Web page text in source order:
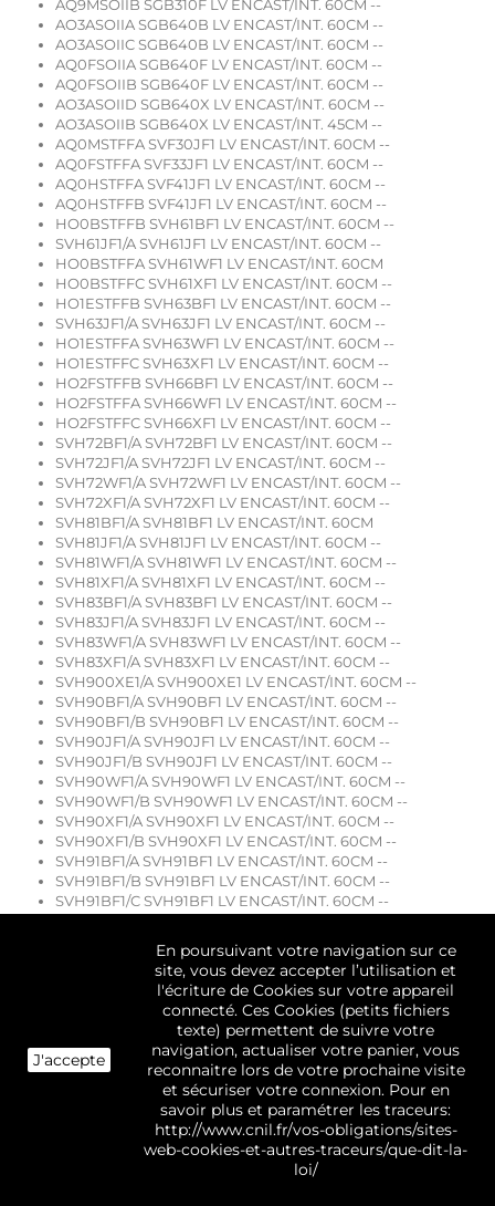
AQ9MSOIIB SGB310F LV ENCAST/INT. 60CM --
AO3ASOIIA SGB640B LV ENCAST/INT. 60CM --
AO3ASOIIC SGB640B LV ENCAST/INT. 60CM --
AQ0FSOIIA SGB640F LV ENCAST/INT. 60CM --
AQ0FSOIIB SGB640F LV ENCAST/INT. 60CM --
AO3ASOIID SGB640X LV ENCAST/INT. 60CM --
AO3ASOIIB SGB640X LV ENCAST/INT. 45CM --
AQ0MSTFFA SVF30JF1 LV ENCAST/INT. 60CM --
AQ0FSTFFA SVF33JF1 LV ENCAST/INT. 60CM --
AQ0HSTFFA SVF41JF1 LV ENCAST/INT. 60CM --
AQ0HSTFFB SVF41JF1 LV ENCAST/INT. 60CM --
HO0BSTFFB SVH61BF1 LV ENCAST/INT. 60CM --
SVH61JF1/A SVH61JF1 LV ENCAST/INT. 60CM --
HO0BSTFFA SVH61WF1 LV ENCAST/INT. 60CM
HO0BSTFFC SVH61XF1 LV ENCAST/INT. 60CM --
HO1ESTFFB SVH63BF1 LV ENCAST/INT. 60CM --
SVH63JF1/A SVH63JF1 LV ENCAST/INT. 60CM --
HO1ESTFFA SVH63WF1 LV ENCAST/INT. 60CM --
HO1ESTFFC SVH63XF1 LV ENCAST/INT. 60CM --
HO2FSTFFB SVH66BF1 LV ENCAST/INT. 60CM --
HO2FSTFFA SVH66WF1 LV ENCAST/INT. 60CM --
HO2FSTFFC SVH66XF1 LV ENCAST/INT. 60CM --
SVH72BF1/A SVH72BF1 LV ENCAST/INT. 60CM --
SVH72JF1/A SVH72JF1 LV ENCAST/INT. 60CM --
SVH72WF1/A SVH72WF1 LV ENCAST/INT. 60CM --
SVH72XF1/A SVH72XF1 LV ENCAST/INT. 60CM --
SVH81BF1/A SVH81BF1 LV ENCAST/INT. 60CM
SVH81JF1/A SVH81JF1 LV ENCAST/INT. 60CM --
SVH81WF1/A SVH81WF1 LV ENCAST/INT. 60CM --
SVH81XF1/A SVH81XF1 LV ENCAST/INT. 60CM --
SVH83BF1/A SVH83BF1 LV ENCAST/INT. 60CM --
SVH83JF1/A SVH83JF1 LV ENCAST/INT. 60CM --
SVH83WF1/A SVH83WF1 LV ENCAST/INT. 60CM --
SVH83XF1/A SVH83XF1 LV ENCAST/INT. 60CM --
SVH900XE1/A SVH900XE1 LV ENCAST/INT. 60CM --
SVH90BF1/A SVH90BF1 LV ENCAST/INT. 60CM --
SVH90BF1/B SVH90BF1 LV ENCAST/INT. 60CM --
SVH90JF1/A SVH90JF1 LV ENCAST/INT. 60CM --
SVH90JF1/B SVH90JF1 LV ENCAST/INT. 60CM --
SVH90WF1/A SVH90WF1 LV ENCAST/INT. 60CM --
SVH90WF1/B SVH90WF1 LV ENCAST/INT. 60CM --
SVH90XF1/A SVH90XF1 LV ENCAST/INT. 60CM --
SVH90XF1/B SVH90XF1 LV ENCAST/INT. 60CM --
SVH91BF1/A SVH91BF1 LV ENCAST/INT. 60CM --
SVH91BF1/B SVH91BF1 LV ENCAST/INT. 60CM --
SVH91BF1/C SVH91BF1 LV ENCAST/INT. 60CM --
SVH91JF1/B SVH91JF1 LV ENCAST/INT. 60CM --
SVH91JF1/C SVH91JF1 LV ENCAST/INT. 60CM --
SVH91WF1/A SVH91WF1 LV ENCAST/INT. 60CM --
SVH91WF1/B SVH91WF1 LV ENCAST/INT. 60CM --
SVH91WF1/C SVH91WF1 LV ENCAST/INT. 60CM --
SVH91XF1/A SVH91XF1 LV ENCAST/INT. 60CM --
SVH91XF1/B SVH91XF1 LV ENCAST/INT. 60CM --
SVH91XF1/C SVH91XF1 LV ENCAST/INT. 60CM --
SVH925JE1/A SVH925JE1 LV ENCAST/INT. 60CM --
SVH925XE1/A SVH925XE1 LV ENCAST/INT. 60CM --
SVH92BF1/A SVH92BF1 LV ENCAST/INT. 60CM --
SVH92BF1/B SVH92BF1 LV ENCAST/INT. 60CM --
SVH92BF1/C SVH92BF1 LV ENCAST/INT. 60CM --
J'accepte
En poursuivant votre navigation sur ce
site, vous devez accepter l’utilisation et
l'écriture de Cookies sur votre appareil
connecté. Ces Cookies (petits fichiers
texte) permettent de suivre votre
navigation, actualiser votre panier, vous
reconnaitre lors de votre prochaine visite
et sécuriser votre connexion. Pour en
savoir plus et paramétrer les traceurs:
http://www.cnil.fr/vos-obligations/sites-
web-cookies-et-autres-traceurs/que-dit-la-
loi/